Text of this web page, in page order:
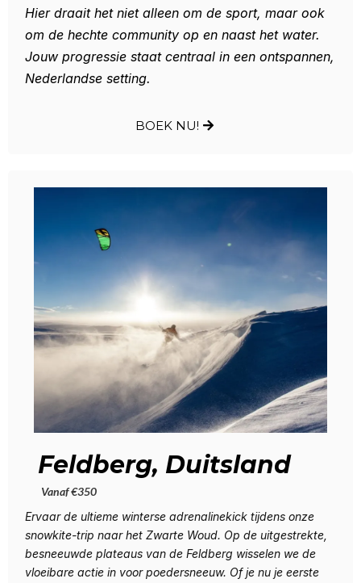
Hier draait het niet alleen om de sport, maar ook
om de hechte community op en naast het water.
Jouw progressie staat centraal in een ontspannen,
Nederlandse setting.
BOEK NU!
Feldberg, Duitsland
Vanaf €350
Ervaar de ultieme winterse adrenalinekick tijdens onze
snowkite-trip naar het Zwarte Woud. Op de uitgestrekte,
besneeuwde plateaus van de Feldberg wisselen we de
vloeibare actie in voor poedersneeuw. Of je nu je eerste